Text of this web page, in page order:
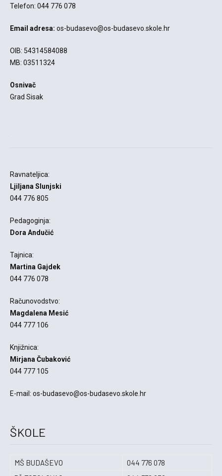
Telefon: 044 776 078
Email adresa: os-budasevo@os-budasevo.skole.hr
OIB: 54314584088
MB: 03511324
Osnivač
Grad Sisak
Ravnateljica:
Ljiljana Slunjski
044 776 805
Pedagoginja:
Dora Andučić
Tajnica:
Martina Gajdek
044 776 078
Računovodstvo:
Magdalena Mesić
044 777 106
Knjižnica:
Mirjana Čubaković
044 777 105
E-mail: os-budasevo@os-budasevo.skole.hr
ŠKOLE
MŠ BUDAŠEVO
044 776 078